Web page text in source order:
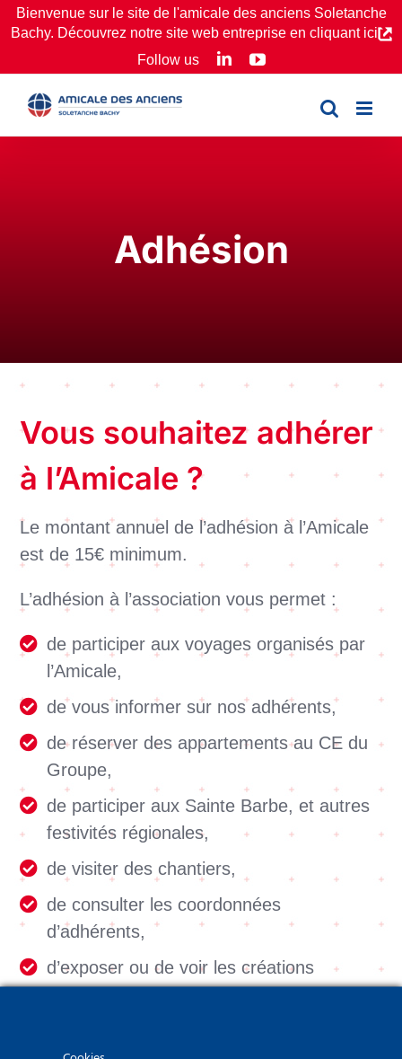
Passer
au
Bienvenue sur le site de l'amicale des anciens Soletanche
Bachy. Découvrez notre site web entreprise en cliquant ici
Follow us
LinkedInYouTube
Adhésion
Vous souhaitez adhérer
à l’Amicale ?
Le montant annuel de l’adhésion à l’Amicale
est de 15€ minimum.
L’adhésion à l’association vous permet :
de participer aux voyages organisés par
l’Amicale,
de vous informer sur nos adhérents,
de réserver des appartements au CE du
Groupe,
de participer aux Sainte Barbe, et autres
festivités régionales,
de visiter des chantiers,
de consulter les coordonnées
d’adhérents,
d’exposer ou de voir les créations
artistiques de nos collègues,